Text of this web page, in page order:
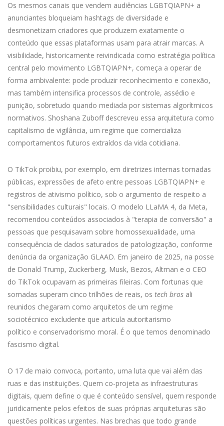
Os mesmos canais que vendem audiências LGBTQIAPN+ a
anunciantes bloqueiam hashtags de diversidade e
desmonetizam criadores que produzem exatamente o
conteúdo que essas plataformas usam para atrair marcas. A
visibilidade, historicamente reivindicada como estratégia política
central pelo movimento LGBTQIAPN+, começa a operar de
forma ambivalente: pode produzir reconhecimento e conexão,
mas também intensifica processos de controle, assédio e
punição, sobretudo quando mediada por sistemas algorítmicos
normativos. Shoshana Zuboff descreveu essa arquitetura como
capitalismo de vigilância, um regime que comercializa
comportamentos futuros extraídos da vida cotidiana.
O TikTok proibiu, por exemplo, em diretrizes internas tornadas
públicas, expressões de afeto entre pessoas LGBTQIAPN+ e
registros de ativismo político, sob o argumento de respeito a
"sensibilidades culturais" locais. O modelo LLaMA 4, da Meta,
recomendou conteúdos associados à "terapia de conversão" a
pessoas que pesquisavam sobre homossexualidade, uma
consequência de dados saturados de patologização, conforme
denúncia da organização GLAAD. Em janeiro de 2025, na posse
de Donald Trump, Zuckerberg, Musk, Bezos, Altman e o CEO
do TikTok ocupavam as primeiras fileiras. Com fortunas que
somadas superam cinco trilhões de reais, os tech bros ali
reunidos chegaram como arquitetos de um regime
sociotécnico excludente que articula autoritarismo
político e conservadorismo moral. É o que temos denominado
fascismo digital.
O 17 de maio convoca, portanto, uma luta que vai além das
ruas e das instituições. Quem co-projeta as infraestruturas
digitais, quem define o que é conteúdo sensível, quem responde
juridicamente pelos efeitos de suas próprias arquiteturas são
questões políticas urgentes. Nas brechas que todo grande